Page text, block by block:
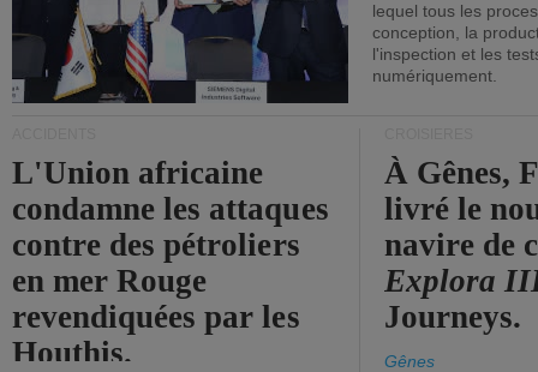
lequel tous les
conception, la
l'inspection et les
numériquement.
L'Union africaine
condamne les attaques
contre des pétroliers
en mer Rouge
revendiquées par les
Houthis.
À Gênes,
livré le
navire de
Explora
Journeys.
Gênes